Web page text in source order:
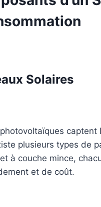
Solaires
plusieurs types de
à couche mince,
et de coût.